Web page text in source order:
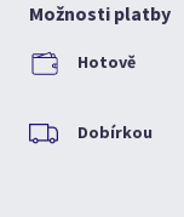
Možnosti platby
Hotově
Dobírkou